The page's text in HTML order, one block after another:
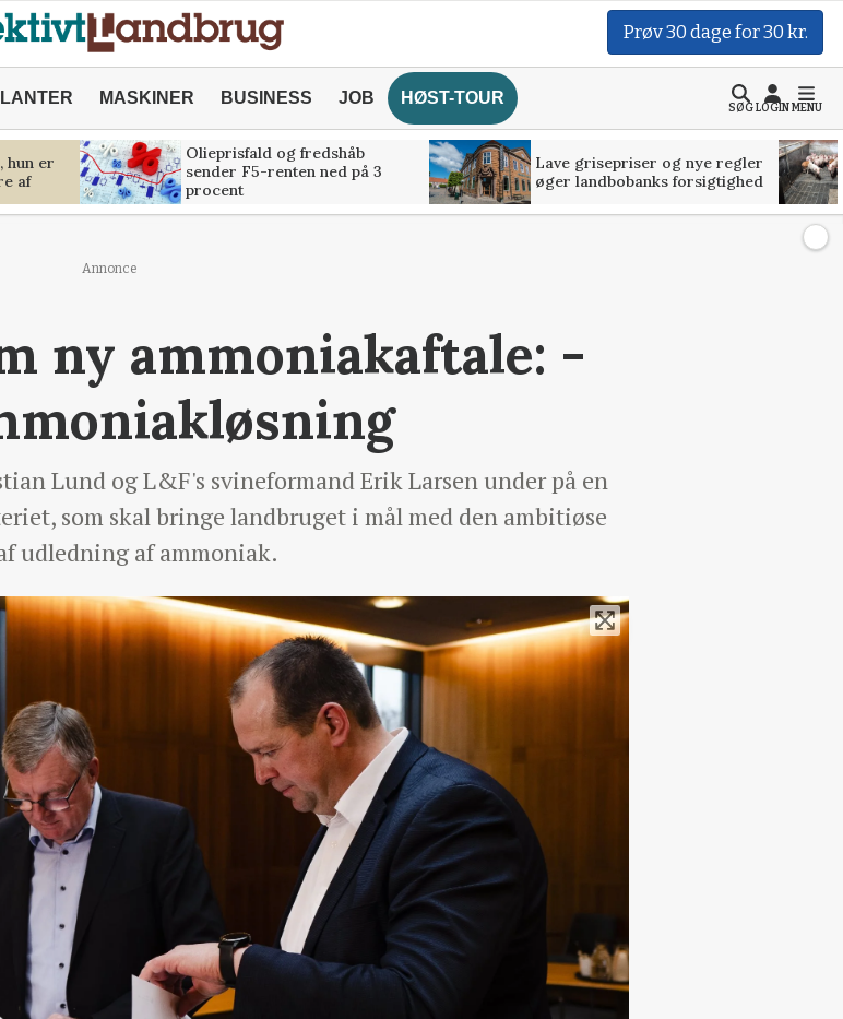
Prøv 30 dage for 30 kr.
MASKINER BUSINESS JOB HØST-TOUR
SØGLOGINMENU
hun er
af
Olieprisfald og fredshåb
sender F5-renten ned på 3
procent
Lave grisepriser og nye regler
øger landbobanks forsigtighed
Annonce
ny ammoniakaftale: -
Lund og L&F's svineformand Erik Larsen under på en
som skal bringe landbruget i mål med den ambitiøse
udledning af ammoniak.